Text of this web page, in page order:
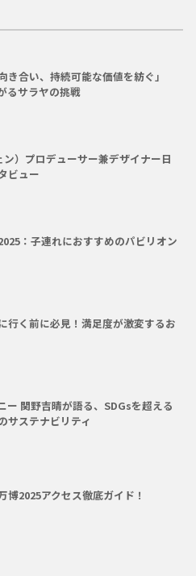
き合い、持続可能な価値を紡ぐ」
サラヤの挑戦
）プロデューサー兼デザイナー日
ビュー
：子連れにおすすめのパビリオン
行く前に必見！満足度が激変するお
ー 関野吉晴が語る、SDGsを超える
サステナビリティ
博2025アクセス徹底ガイド！